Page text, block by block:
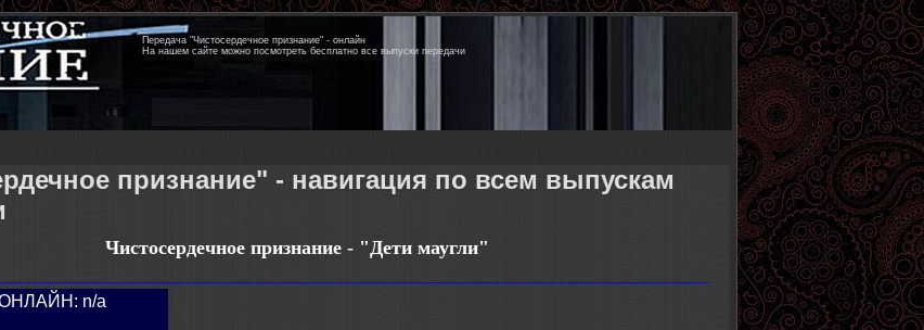
Передача "Чистосердечное признание" - онлайн
На нашем сайте можно посмотреть бесплатно все выпуски передачи
признание" - навигация по всем выпускам
Чистосердечное признание - "Дети маугли"
n/a